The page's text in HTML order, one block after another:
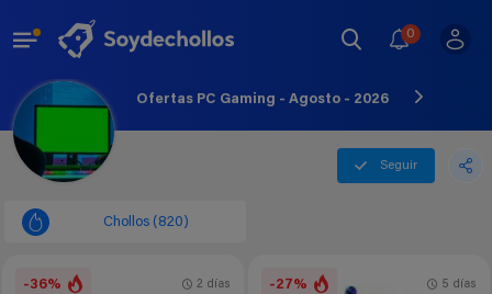
0
Ofertas PC Gaming - Agosto - 2026
Seguir
Chollos (820)
-36% 2 días -27% 5 días